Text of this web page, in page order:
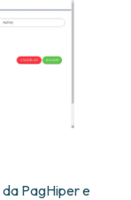
PagHiper e